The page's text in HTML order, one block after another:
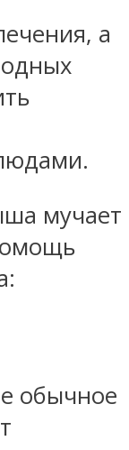
а
мучает
обычное